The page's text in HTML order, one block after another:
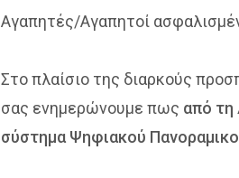
Αγαπητές/Αγαπητοί
Στο πλαίσιο της διαρκούς
σας ενημερώνουμε πως από τη
σύστημα Ψηφιακού